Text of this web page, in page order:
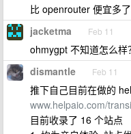
比 openrouter 便宜多了
jacketma Feb 11
ohmygpt 不知道怎么样
dismantle Feb 11
推下自己目前在做的
www.helpaio.com/
目前收录了 16 个站点